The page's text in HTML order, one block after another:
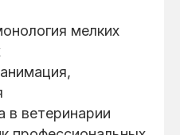
мелких
в ветеринарии